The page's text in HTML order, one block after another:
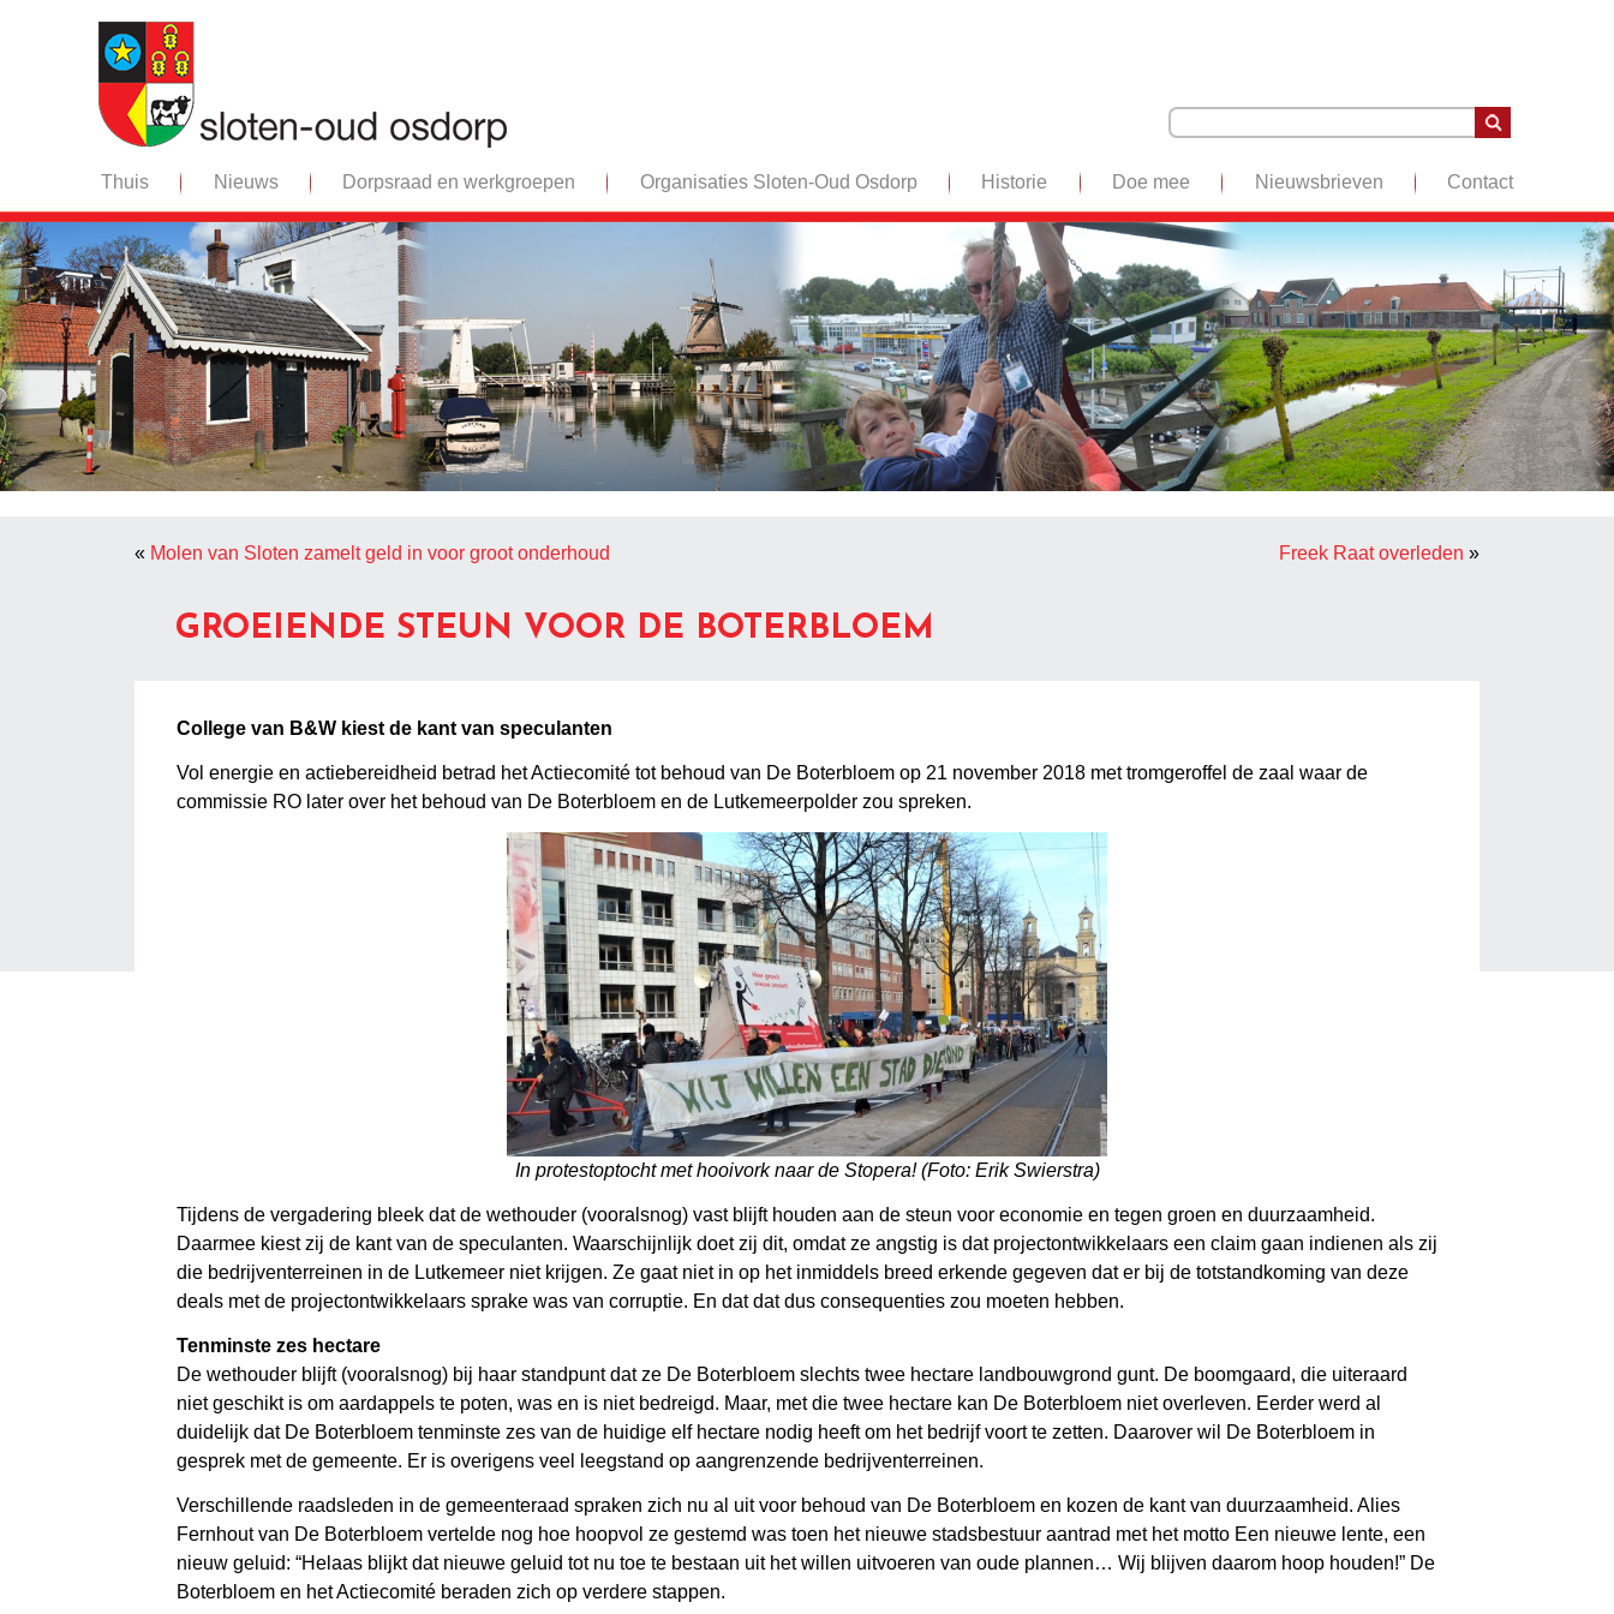
Thuis Nieuws Dorpsraad en werkgroepen Organisaties Sloten-Oud Osdorp Historie Doe mee Nieuwsbrieven Contact
« Molen van Sloten zamelt geld in voor groot onderhoud Freek Raat overleden »
GROEIENDE STEUN VOOR DE BOTERBLOEM
College van B&W kiest de kant van speculanten
Vol energie en actiebereidheid betrad het Actiecomité tot behoud van De Boterbloem op 21 november 2018 met tromgeroffel de zaal waar de
commissie RO later over het behoud van De Boterbloem en de Lutkemeerpolder zou spreken.
In protestoptocht met hooivork naar de Stopera! (Foto: Erik Swierstra)
Tijdens de vergadering bleek dat de wethouder (vooralsnog) vast blijft houden aan de steun voor economie en tegen groen en duurzaamheid.
Daarmee kiest zij de kant van de speculanten. Waarschijnlijk doet zij dit, omdat ze angstig is dat projectontwikkelaars een claim gaan indienen als zij
die bedrijventerreinen in de Lutkemeer niet krijgen. Ze gaat niet in op het inmiddels breed erkende gegeven dat er bij de totstandkoming van deze
deals met de projectontwikkelaars sprake was van corruptie. En dat dat dus consequenties zou moeten hebben.
Tenminste zes hectare
De wethouder blijft (vooralsnog) bij haar standpunt dat ze De Boterbloem slechts twee hectare landbouwgrond gunt. De boomgaard, die uiteraard
niet geschikt is om aardappels te poten, was en is niet bedreigd. Maar, met die twee hectare kan De Boterbloem niet overleven. Eerder werd al
duidelijk dat De Boterbloem tenminste zes van de huidige elf hectare nodig heeft om het bedrijf voort te zetten. Daarover wil De Boterbloem in
gesprek met de gemeente. Er is overigens veel leegstand op aangrenzende bedrijventerreinen.
Verschillende raadsleden in de gemeenteraad spraken zich nu al uit voor behoud van De Boterbloem en kozen de kant van duurzaamheid. Alies
Fernhout van De Boterbloem vertelde nog hoe hoopvol ze gestemd was toen het nieuwe stadsbestuur aantrad met het motto Een nieuwe lente, een
nieuw geluid: “Helaas blijkt dat nieuwe geluid tot nu toe te bestaan uit het willen uitvoeren van oude plannen… Wij blijven daarom hoop houden!” De
Boterbloem en het Actiecomité beraden zich op verdere stappen.